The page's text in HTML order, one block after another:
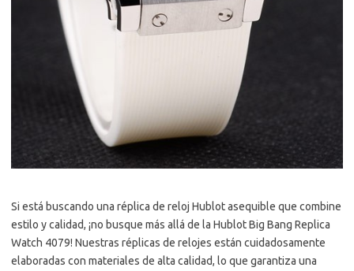
Si está buscando una réplica de reloj Hublot asequible que combine
estilo y calidad, ¡no busque más allá de la Hublot Big Bang Replica
Watch 4079! Nuestras réplicas de relojes están cuidadosamente
elaboradas con materiales de alta calidad, lo que garantiza una